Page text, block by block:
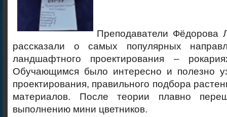
Преподаватели
рассказали о самых популярных
ландшафтного проектирования –
Обучающимся было интересно и полезно
проектирования, правильного подбора
материалов. После теории плавно
выполнению мини цветников.